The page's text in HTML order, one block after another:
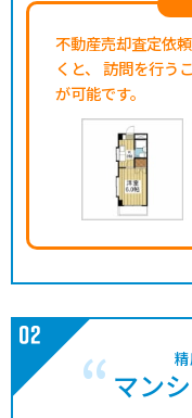
不動産売却査定依
くと、
訪問を行う
が可能です。
マン